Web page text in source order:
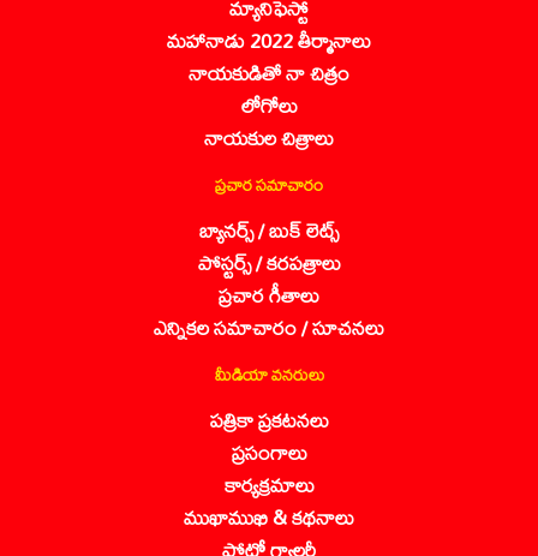
మహానాడు 2022 తీర్మానాలు
నాయకుడితో నా చిత్రం
లోగోలు
నాయకుల చిత్రాలు
ప్రచార సమాచారం
బ్యానర్స్ / బుక్ లెట్స్
పోస్టర్స్ / కరపత్రాలు
ప్రచార గీతాలు
ఎన్నికల సమాచారం / సూచనలు
మీడియా వనరులు
పత్రికా ప్రకటనలు
ప్రసంగాలు
కార్యక్రమాలు
ముఖాముఖి & కథనాలు